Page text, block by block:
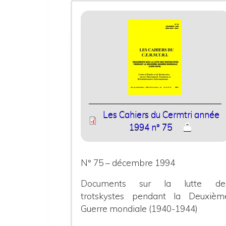
Les Cahiers du Cermtri année
1994 n° 75
N° 75 – décembre 1994
Documents sur la lutte
trotskystes pendant la
Guerre mondiale (1940-1944)